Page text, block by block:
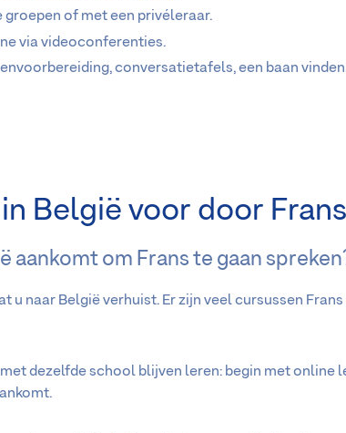
groepen of met een privéleraar.
via videoconferenties.
conversatietafels, een baan
België voor door
aankomt om Frans te gaan
u naar België verhuist. Er zijn veel cursussen
dezelfde school blijven leren: begin met